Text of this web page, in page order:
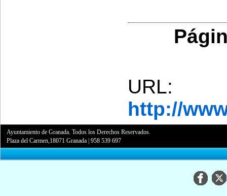
URL:
http://
Ayuntamiento de Granada. Todos los Derechos Reservados.
Plaza del Carmen,18071 Granada |958 539 697